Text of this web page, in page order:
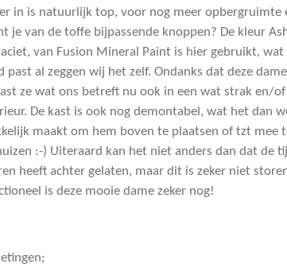
in is natuurlijk top, voor nog meer opbergruimte
je van de toffe bijpassende knoppen? De kleur
van Fusion Mineral Paint is hier gebruikt, wat
past al zeggen wij het zelf. Ondanks dat deze
ze wat ons betreft nu ook in een wat strak en/
De kast is ook nog demontabel, wat het dan
maakt om hem boven te plaatsen of tzt mee
:-) Uiteraard kan het niet anders dan dat de
heeft achter gelaten, maar dit is zeker niet
is deze mooie dame zeker nog!